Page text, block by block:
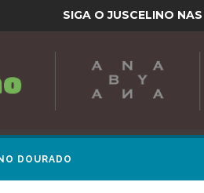
SIGA O JUSCELINO NAS
DOURADO